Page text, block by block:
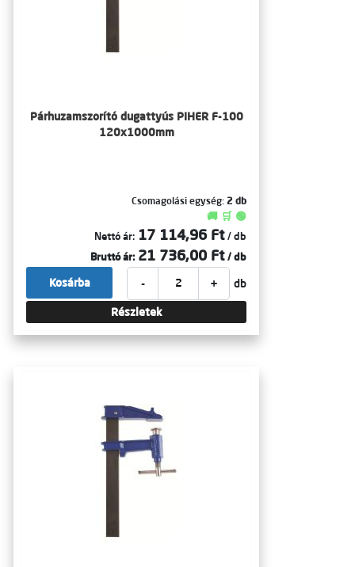
Párhuzamszorító dugattyús PIHER F-100
120x1000mm
Csomagolási egység: 2 db
🚚 🛒 🟢
Nettó ár: 17 114,96 Ft / db
Bruttó ár: 21 736,00 Ft / db
- + db
Kosárba
Részletek